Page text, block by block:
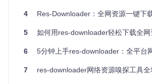
环境准备与编译步骤
git clone
go mod tidy
4 Res-Downloader：全网资源一键下
5 如何用res-downloader轻松下载全网资源？2025超实用网
6 5分钟上手res-downloader：全平台网络资
7 res-downloader网络资源嗅探工具